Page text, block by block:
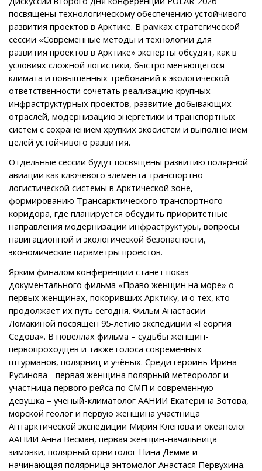
посвящены технологическому обеспечению устойчивого
развития проектов в Арктике. В рамках стратегической
сессии «Современные методы и технологии для
развития проектов в Арктике» эксперты обсудят, как в
условиях сложной логистики, быстро меняющегося
климата и повышенных требований к экологической
ответственности сочетать реализацию крупных
инфраструктурных проектов, развитие добывающих
отраслей, модернизацию энергетики и транспортных
систем с сохранением хрупких экосистем и выполнением
целей устойчивого развития.
Отдельные сессии будут посвящены развитию полярной
авиации как ключевого элемента транспортно-
логистической системы в Арктической зоне,
формированию Трансарктического транспортного
коридора, где планируется обсудить приоритетные
направления модернизации инфраструктуры, вопросы
навигационной и экологической безопасности,
экономические параметры проектов.
Ярким финалом конференции станет показ
документального фильма «Право женщин на море» о
первых женщинах, покоривших Арктику, и о тех, кто
продолжает их путь сегодня. Фильм Анастасии
Ломакиной посвящен 95-летию экспедиции «Георгия
Седова». В новеллах фильма – судьбы женщин-
первопроходцев и также голоса современных
штурманов, полярниц и учёных. Среди героинь Ирина
Русинова - первая женщина полярный метеоролог и
участница первого рейса по СМП и современную
девушка – ученый-климатолог ААНИИ Екатерина Зотова,
морской геолог и первую женщина участница
Антарктической экспедиции Мирия Кленова и океанолог
ААНИИ Анна Весман, первая женщин-начальница
зимовки, полярный орнитолог Нина Демме и
начинающая полярница энтомолог Анастася Первухина.